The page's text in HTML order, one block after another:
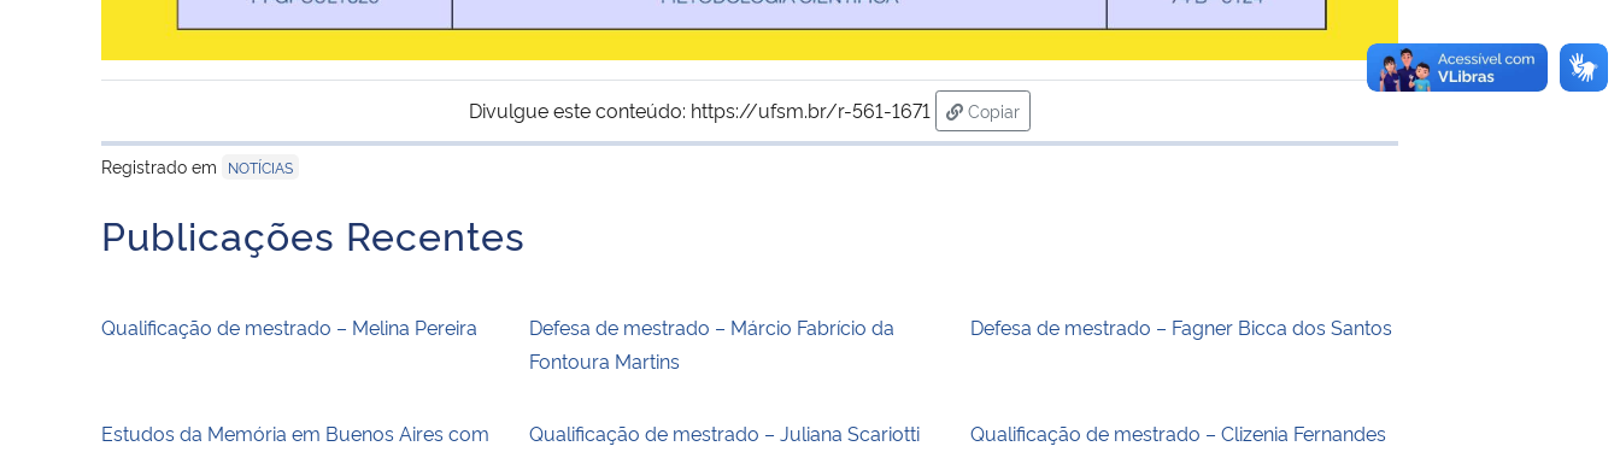
Divulgue este conteúdo: https://ufsm.br/r-561-1671
Copiar
para área de transferência
Registrado em
NOTÍCIAS
Publicações Recentes
Qualificação de mestrado – Melina Pereira
Defesa de mestrado – Márcio Fabrício da
Fontoura Martins
Defesa de mestrado – Fagner Bicca dos Santos
Estudos da Memória em Buenos Aires com
Qualificação de mestrado – Juliana Scariotti
Qualificação de mestrado – Clizenia Fernandes